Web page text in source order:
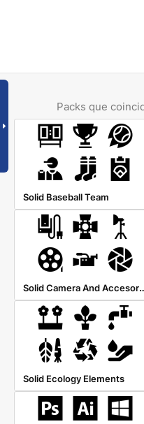
Packs que
Solid Baseball Team
Solid
Solid Ecology Elements